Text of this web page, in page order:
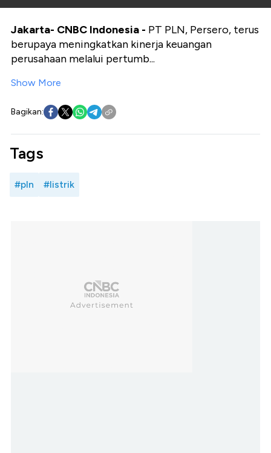
Jakarta- CNBC Indonesia - PT PLN, Persero, terus
berupaya meningkatkan kinerja keuangan
perusahaan melalui pertumb...
Show More
Bagikan:
Tags
#pln #listrik